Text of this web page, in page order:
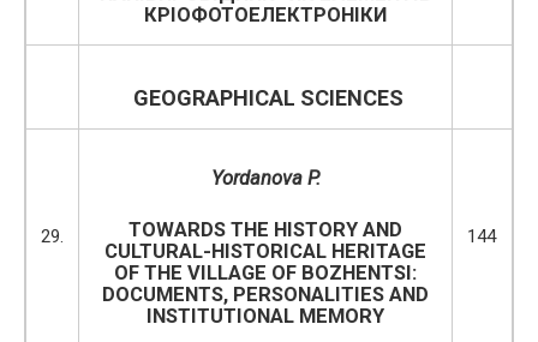
КРІОФОТОЕЛЕКТРОНІКИ
GEOGRAPHICAL SCIENCES
29.
Yordanova P.
TOWARDS THE HISTORY AND
CULTURAL-HISTORICAL HERITAGE
OF THE VILLAGE OF BOZHENTSI:
DOCUMENTS, PERSONALITIES AND
INSTITUTIONAL MEMORY
144